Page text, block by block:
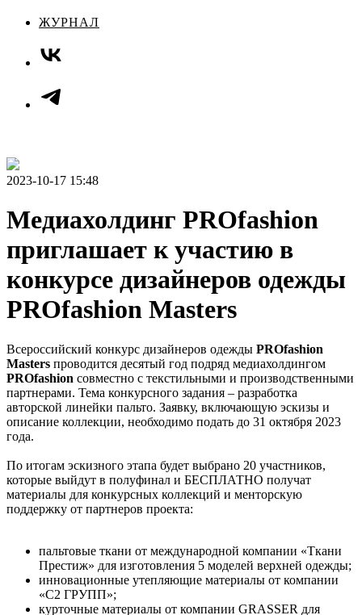
ЖУРНАЛ
2023-10-17 15:48
Медиахолдинг PROfashion
приглашает к участию в
конкурсе дизайнеров одежды
PROfashion Masters
Всероссийский конкурс дизайнеров одежды PROfashion
Masters проводится десятый год подряд медиахолдингом
PROfashion совместно с текстильными и производственными
партнерами. Тема конкурсного задания – разработка
авторской линейки пальто. Заявку, включающую эскизы и
описание коллекции, необходимо подать до 31 октября 2023
года.
По итогам эскизного этапа будет выбрано 20 участников,
которые выйдут в полуфинал и БЕСПЛАТНО получат
материалы для конкурсных коллекций и менторскую
поддержку от партнеров проекта:
пальтовые ткани от международной компании «Ткани
Престиж» для изготовления 5 моделей верхней одежды;
инновационные утепляющие материалы от компании
«С2 ГРУПП»;
курточные материалы от компании GRASSER для